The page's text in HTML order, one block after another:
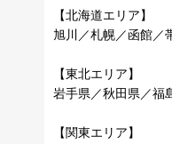
【北海道エリア】
旭川／札幌／函館／
【東北エリア】
岩手県／秋田県／福
【関東エリア】